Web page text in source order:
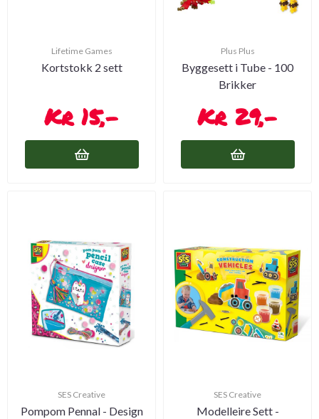
Lifetime Games
Kortstokk 2 sett
15,-
Plus Plus
Byggesett i Tube - 100
Brikker
29,-
SES Creative
Pompom Pennal - Design
SES Creative
Modelleire Sett -